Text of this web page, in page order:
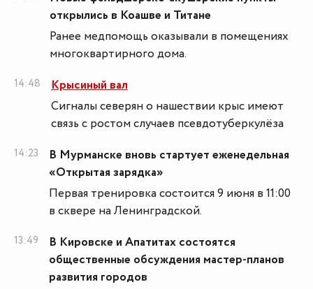
открылись в Коашве и Титане
Ранее медпомощь оказывали в помещениях
многоквартирного дома.
14:48
Крысиный вал
Сигналы северян о нашествии крыс имеют
связь с ростом случаев псевдотуберкулёза
14:23
В Мурманске вновь стартует еженедельная
«Открытая зарядка»
Первая тренировка состоится 9 июня в 11:00
в сквере на Ленинградской.
13:49
В Кировске и Апатитах состоятся
общественные обсуждения мастер-планов
развития городов